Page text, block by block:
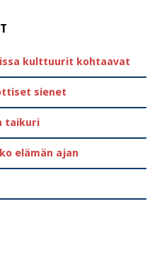
kulttuurit kohtaavat
sienet
taikuri
elämän ajan